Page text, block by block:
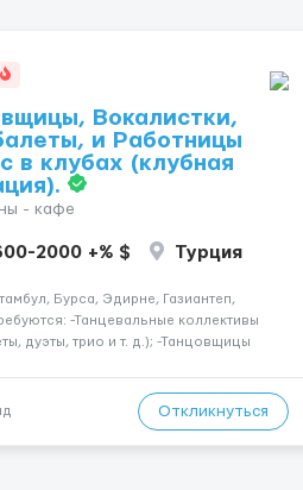
Вокалистки,
и Работницы
в клубах (клубная
- кафе
2000 +% $ Турция
Бурса, Эдирне, Газиантеп,
-Танцевальные коллективы
дуэты, трио и т. д.); -Танцовщицы
-Работницы хостесc в кл...
Откликнуться